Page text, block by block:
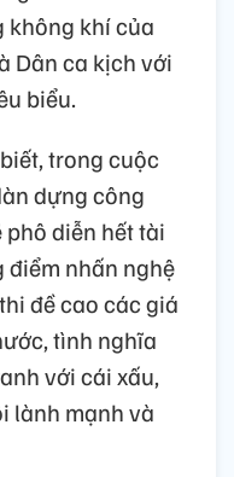
không khí của
Dân ca kịch với
biểu.
trong cuộc
dựng công
phô diễn hết tài
điểm nhấn nghệ
đề cao các giá
tình nghĩa
với cái xấu,
lành mạnh và